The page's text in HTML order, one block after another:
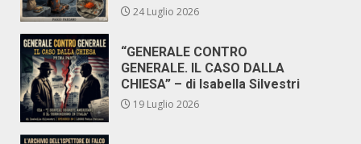
24 Luglio 2026
“GENERALE CONTRO
GENERALE. IL CASO DALLA
CHIESA” – di Isabella Silvestri
19 Luglio 2026